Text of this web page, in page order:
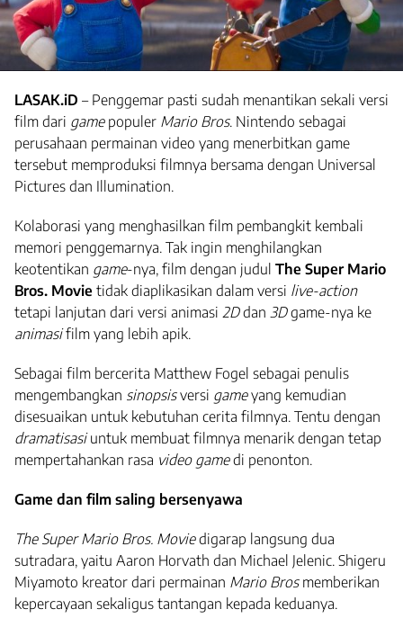
LASAK.iD – Penggemar pasti sudah menantikan sekali versi
film dari gamepopuler Mario Bros. Nintendo sebagai
perusahaan permainan video yang menerbitkan game
tersebut memproduksi filmnya bersama dengan Universal
Pictures dan Illumination.
Kolaborasi yang menghasilkan film pembangkit kembali
memori penggemarnya. Tak ingin menghilangkan
keotentikan game-nya, film dengan judul The Super Mario
Bros. Movie tidak diaplikasikan dalam versi live-action
tetapi lanjutan dari versi animasi 2Ddan 3Dgame-nya ke
animasifilm yang lebih apik.
Sebagai film bercerita Matthew Fogel sebagai penulis
mengembangkan sinopsisversi gameyang kemudian
disesuaikan untuk kebutuhan cerita filmnya. Tentu dengan
dramatisasiuntuk membuat filmnya menarik dengan tetap
mempertahankan rasa video gamedi penonton.
Game dan film saling bersenyawa
The Super Mario Bros. Moviedigarap langsung dua
sutradara, yaitu Aaron Horvath dan Michael Jelenic. Shigeru
Miyamoto kreator dari permainan Mario Brosmemberikan
kepercayaan sekaligus tantangan kepada keduanya.